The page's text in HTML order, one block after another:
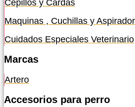
Cepillos y Cardas
Maquinas , Cuchillas y
Cuidados Especiales Veterinario
Marcas
Artero
Accesorios para perro